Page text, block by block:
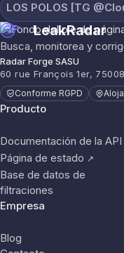
LOS POLOS [TG
LeakRadar
Busca, monitorea y
Radar Forge SASU
60 rue François 1er,
Conforme RGPD
Producto
Documentación de la API
Página de estado ↗
Base de datos de
filtraciones
Empresa
Blog